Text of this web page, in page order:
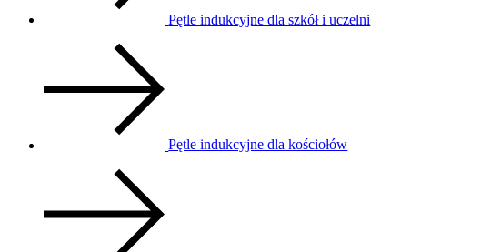
Pętle indukcyjne dla szkół i uczelni
Pętle indukcyjne dla kościołów